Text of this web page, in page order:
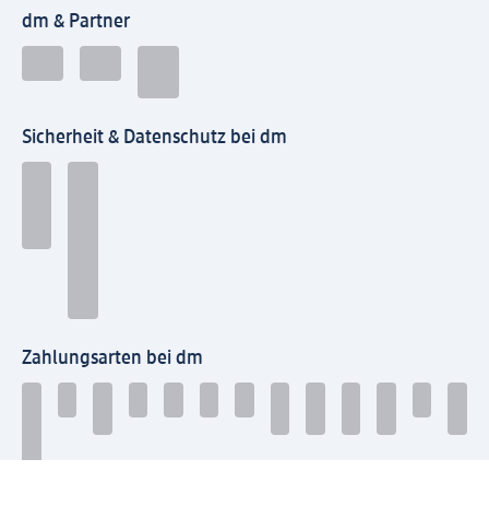
dm & Partner
Sicherheit & Datenschutz bei dm
Zahlungsarten bei dm